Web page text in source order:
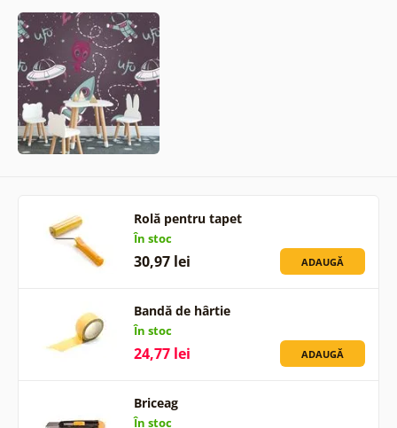
Rolă pentru tapet
În stoc
30,97 lei ADAUGĂ
Bandă de hârtie
În stoc
24,77 lei ADAUGĂ
Briceag
În stoc